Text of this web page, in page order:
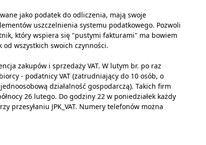
jako podatek do odliczenia, mają swoje
uszczelnienia systemu podatkowego. Pozwoli
który wspiera się "pustymi fakturami" ma bowiem
wszystkich swoich czynności.
zakupów i sprzedaży VAT. W lutym br. po raz
- podatnicy VAT (zatrudniający do 10 osób, o
działalność gospodarczą). Takich firm
26 lutego. Do godziny 22 w poniedziałek każdy
przesyłaniu JPK_VAT. Numery telefonów można